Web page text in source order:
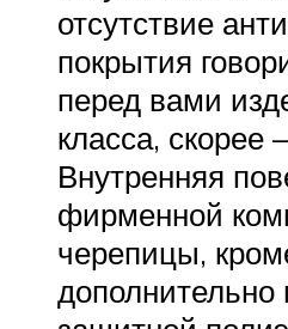
отсутствие
покрытия
перед вами
класса, скорее
Внутренняя
фирменной
черепицы,
дополнительно